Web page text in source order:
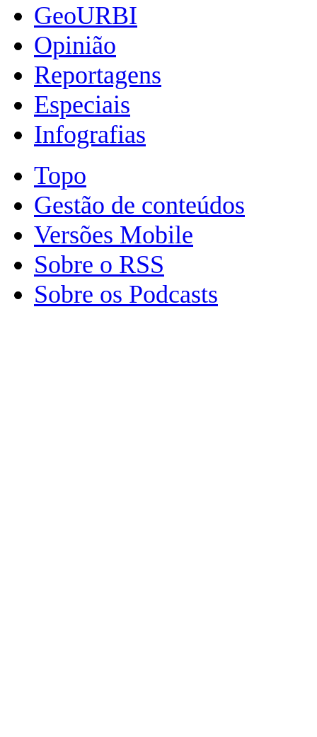
GeoURBI
Opinião
Reportagens
Especiais
Infografias
Topo
Gestão de conteúdos
Versões Mobile
Sobre o RSS
Sobre os Podcasts